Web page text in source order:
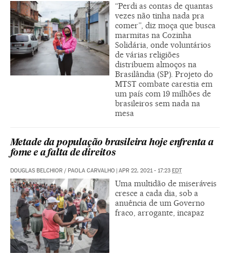
“Perdi as contas de quantas
vezes não tinha nada pra
comer”, diz moça que busca
marmitas na Cozinha
Solidária, onde voluntários
de várias religiões
distribuem almoços na
Brasilândia (SP). Projeto do
MTST combate carestia em
um país com 19 milhões de
brasileiros sem nada na
mesa
Metade da população brasileira hoje enfrenta a
fome e a falta de direitos
DOUGLAS BELCHIOR / PAOLA CARVALHO | APR 22, 2021 - 17:23 EDT
Uma multidão de miseráveis
cresce a cada dia, sob a
anuência de um Governo
fraco, arrogante, incapaz